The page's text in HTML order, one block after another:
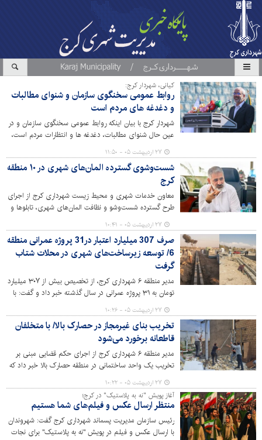
کیانی، شهردار کرج:
روابط عمومی سخنگوی سازمان و شنوای مطالبات
و دغدغه های مردم است
شهردار کرج با بیان اینکه روابط عمومی سخنگوی سازمان و در
عین حال شنوای مطالبات، دغدغه ها و انتظارات مردم است،
گفت: روابط عمومی با رویکرد صداقت و اعتمادسازی، می
تواند در حفظ و ارتقاء سرمایه های اجتماعی و تقویت همدلی
و نشاط اجتماعی نقش بسزایی ایفا نماید.
۲۷ اردیبهشت ۰۵ - ۱۱:۵۰
شست‌وشوی گسترده المان‌های شهری در ۱۰ منطقه
کرج
معاون خدمات شهری و محیط زیست شهرداری کرج از اجرای
طرح گسترده شست‌وشو و نظافت المان‌های شهری، تابلوها و
خبر داد و گفت این عملیات به‌صورت مستمر و هفتگی با هدف
ارتقای زیبایی بصری و حفظ پاکیزگی محیط شهری انجام
می‌شود.
۲۷ اردیبهشت ۰۵ - ۱۰:۴۱
صرف 307 میلیارد اعتبار در31 پروژه عمرانی منطقه
6/ توسعه زیرساخت‌های شهری در محلات شتاب
گرفت
مدیر منطقه ۶ شهرداری کرج، از تخصیص بیش از ۳۰۷ میلیارد
تومان به ۳۱ پروژه عمرانی در سال گذشته خبر داد و گفت: با
توسعه زیرساخت‌های شهری و تحقق عدالت در محلات
کم‌برخوردار این منطقه با شتاب بیشتری دنبال خواهد شد.
۲۷ اردیبهشت ۰۵ - ۱۰:۲۶
تخریب بنای غیرمجاز در حصارک بالا/ با متخلفان
قاطعانه برخورد می‌شود
مدیر منطقه ۶ شهرداری کرج از اجرای حکم قضایی مبنی بر
تخریب یک واحد ساختمانی در منطقه حصارک بالا خبر داد که
با وجود سابقه تخریب قبلی، مالک آن نسبت به احداث
غیرمجاز طبقه مازاد اقدام کرده بود.
۲۷ اردیبهشت ۰۵ - ۱۰:۲۲
آغاز پویش "نه به پلاستیک" در کرج؛
منتظر ارسال عکس و فیلم‌های شما هستیم
رئیس سازمان مدیریت پسماند شهرداری کرج گفت: شهروندان
با ارسال عکس و فیلم در پویش "نه به پلاستیک" برای نجات